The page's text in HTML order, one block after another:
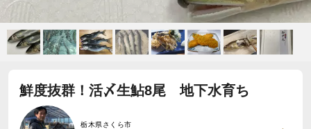
鮮度抜群！活〆生鮎8尾 地下水育ち
栃木県さくら市